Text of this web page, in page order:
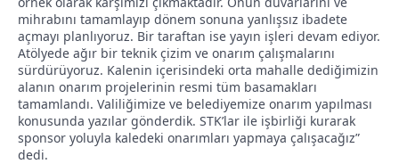
mihrabını tamamlayıp dönem sonuna yanlışsız ibadete
açmayı planlıyoruz. Bir taraftan ise yayın işleri devam ediyor.
Atölyede ağır bir teknik çizim ve onarım çalışmalarını
sürdürüyoruz. Kalenin içerisindeki orta mahalle dediğimizin
alanın onarım projelerinin resmi tüm basamakları
tamamlandı. Valiliğimize ve belediyemize onarım yapılması
konusunda yazılar gönderdik. STK’lar ile işbirliği kurarak
sponsor yoluyla kaledeki onarımları yapmaya çalışacağız”
dedi.